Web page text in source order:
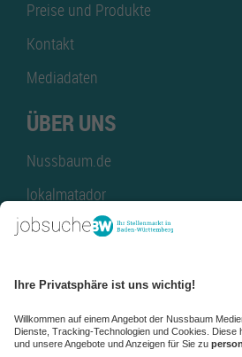
Preise und Produkte
Kontakt
Mediadaten
ÜBER UNS
Nussbaum.de
lokalmatador
kaufinBW
NussbaumID
Nussbaum Medien